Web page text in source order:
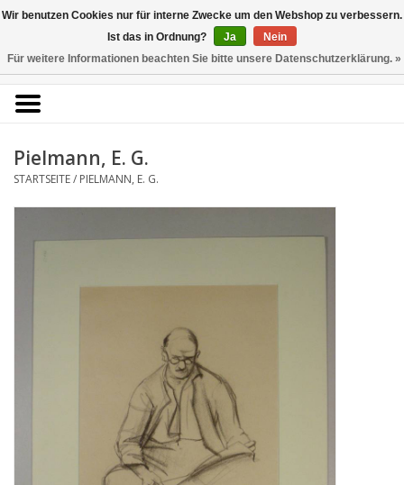
0 Artikel - €0,00
Kunstantiquariat
Rolf Brehmer
Portal für Grafik aus 5
Pielmann, E. G.
STARTSEITE/ PIELMANN, E. G.
Wir benutzen Cookies nur für interne Zwecke um den Webshop zu verbessern.
Ist das in Ordnung?
Ja
Nein
Für weitere Informationen beachten Sie bitte unsere Datenschutzerklärung. »